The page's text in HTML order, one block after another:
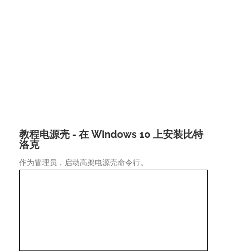
教程电源壳 - 在 Windows 10 上安装比特
洛克
作为管理员，启动高架电源壳命令行。